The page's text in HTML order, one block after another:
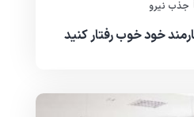
جذب نیرو
خود خوب رفتار کنید